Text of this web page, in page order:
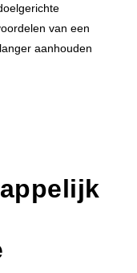
van een
aanhouden